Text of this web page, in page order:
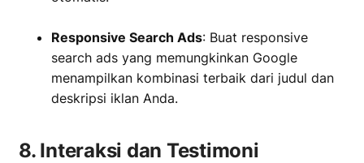
Responsive Search Ads: Buat responsive
search ads yang memungkinkan Google
menampilkan kombinasi terbaik dari judul dan
deskripsi iklan Anda.
8. Interaksi dan Testimoni